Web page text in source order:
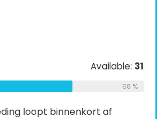
Aanbieding loopt binnenkort af
2 3 5 9